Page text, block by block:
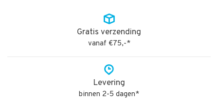
Gratis verzending
vanaf €75,-*
Levering
binnen 2-5 dagen*